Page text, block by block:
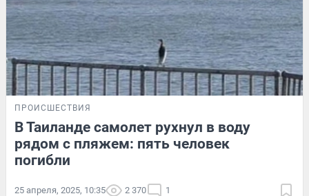
ПРОИСШЕСТВИЯ
В Таиланде самолет рухнул в воду
рядом с пляжем: пять человек
погибли
25 апреля, 2025, 10:35 2 370 1